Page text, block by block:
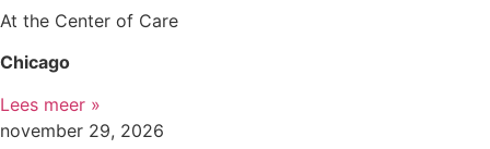
At the Center of Care
Chicago
Lees meer »
november 29, 2026